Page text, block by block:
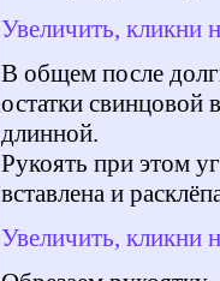
Увеличить, кликни
В общем после
остатки свинцовой
длинной.
Рукоять при этом
вставлена и
Увеличить, кликни